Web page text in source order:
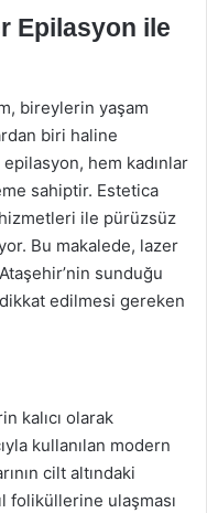
Epilasyon ile
bireylerin yaşam
biri haline
hem kadınlar
sahiptir. Estetica
ile pürüzsüz
Bu makalede, lazer
sunduğu
edilmesi gereken
kalıcı olarak
kullanılan modern
cilt altındaki
foliküllerine ulaşması